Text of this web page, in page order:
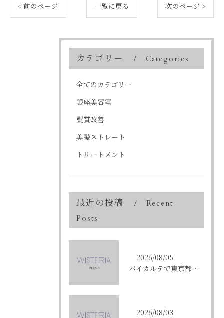
< 前のページ 一覧に戻る 次のページ >
カテゴリー Categories
全てのカテゴリー
銀座美容室
髪質改善
美髪ストレート
トリートメント
最近の投稿
Recent
Posts
2026/08/05
バイカルテで東京都中央区銀座のエイジングケア悩みを解決する方法と正規品選びのポイント
2026/08/03